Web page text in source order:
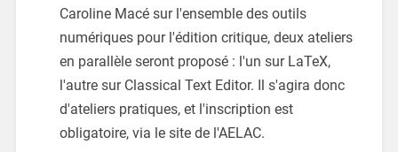
Caroline Macé sur l'ensemble des outils
numériques pour l'édition critique, deux ateliers
en parallèle seront proposé : l'un sur LaTeX,
l'autre sur Classical Text Editor. Il s'agira donc
d'ateliers pratiques, et l'inscription est
obligatoire, via le site de l'AELAC.